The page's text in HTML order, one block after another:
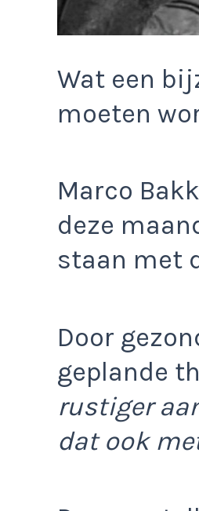
Wat een
moeten
Marco
deze
staan met
Door
geplande
rustiger
dat ook